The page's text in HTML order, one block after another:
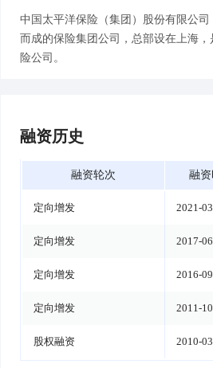
中国太平洋保险（集团）股份有限公
而成的保险集团公司，总部设在上海
险公司。
融资历史
融资轮次 融资
定向增发 2021-03
定向增发 2017-06
定向增发 2016-09
定向增发 2011-10
股权融资 2010-03